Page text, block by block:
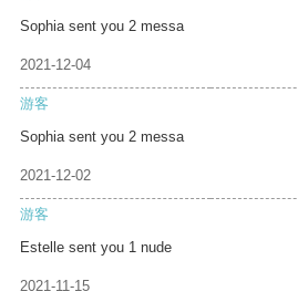
Sophia sent you 2 messa
2021-12-04
游客
Sophia sent you 2 messa
2021-12-02
游客
Estelle sent you 1 nude
2021-11-15